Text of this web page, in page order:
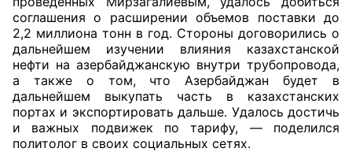
соглашения о расширении объемов поставки до
2,2 миллиона тонн в год. Стороны договорились о
дальнейшем изучении влияния казахстанской
нефти на азербайджанскую внутри трубопровода,
а также о том, что Азербайджан будет в
дальнейшем выкупать часть в казахстанских
портах и экспортировать дальше. Удалось достичь
и важных подвижек по тарифу, — поделился
политолог в своих социальных сетях.